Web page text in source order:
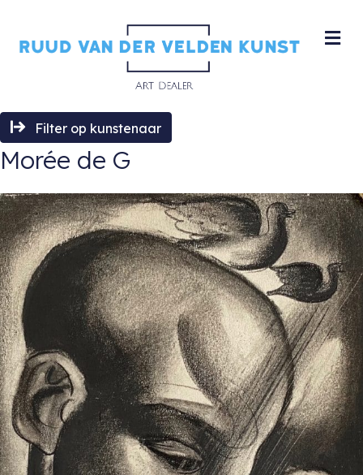
Filter op kunstenaar
Morée de G